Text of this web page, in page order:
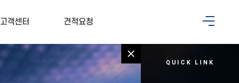
고객센터 견적요청
QUICK LINK